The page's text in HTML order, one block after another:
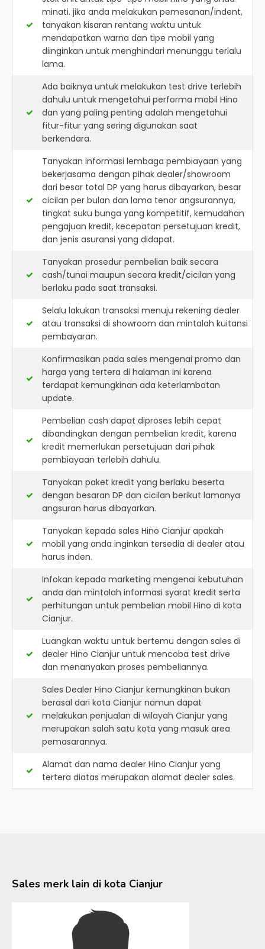
minati. jika anda melakukan pemesanan/indent,
tanyakan kisaran rentang waktu untuk
mendapatkan warna dan tipe mobil yang
diinginkan untuk menghindari menunggu terlalu
lama.
Ada baiknya untuk melakukan test drive terlebih
dahulu untuk mengetahui performa mobil Hino
dan yang paling penting adalah mengetahui
fitur-fitur yang sering digunakan saat
berkendara.
Tanyakan informasi lembaga pembiayaan yang
bekerjasama dengan pihak dealer/showroom
dari besar total DP yang harus dibayarkan, besar
cicilan per bulan dan lama tenor angsurannya,
tingkat suku bunga yang kompetitif, kemudahan
pengajuan kredit, kecepatan persetujuan kredit,
dan jenis asuransi yang didapat.
Tanyakan prosedur pembelian baik secara
cash/tunai maupun secara kredit/cicilan yang
berlaku pada saat transaksi.
Selalu lakukan transaksi menuju rekening dealer
atau transaksi di showroom dan mintalah kuitansi
pembayaran.
Konfirmasikan pada sales mengenai promo dan
harga yang tertera di halaman ini karena
terdapat kemungkinan ada keterlambatan
update.
Pembelian cash dapat diproses lebih cepat
dibandingkan dengan pembelian kredit, karena
kredit memerlukan persetujuan dari pihak
pembiayaan terlebih dahulu.
Tanyakan paket kredit yang berlaku beserta
dengan besaran DP dan cicilan berikut lamanya
angsuran harus dibayarkan.
Tanyakan kepada sales Hino Cianjur apakah
mobil yang anda inginkan tersedia di dealer atau
harus inden.
Infokan kepada marketing mengenai kebutuhan
anda dan mintalah informasi syarat kredit serta
perhitungan untuk pembelian mobil Hino di kota
Cianjur.
Luangkan waktu untuk bertemu dengan sales di
dealer Hino Cianjur untuk mencoba test drive
dan menanyakan proses pembeliannya.
Sales Dealer Hino Cianjur kemungkinan bukan
berasal dari kota Cianjur namun dapat
melakukan penjualan di wilayah Cianjur yang
merupakan salah satu kota yang masuk area
pemasarannya.
Alamat dan nama dealer Hino Cianjur yang
tertera diatas merupakan alamat dealer sales.
Sales merk lain di kota Cianjur